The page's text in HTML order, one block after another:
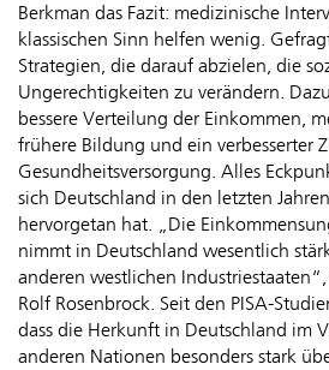
Berkman das Fazit: medizinische
klassischen Sinn helfen wenig.
Strategien, die darauf abzielen, die
Ungerechtigkeiten zu verändern.
bessere Verteilung der Einkommen,
frühere Bildung und ein verbesserter
Gesundheitsversorgung. Alles
sich Deutschland in den letzten
hervorgetan hat. „Die
nimmt in Deutschland wesentlich
anderen westlichen
Rolf Rosenbrock. Seit den PISA-
dass die Herkunft in Deutschland im
anderen Nationen besonders stark